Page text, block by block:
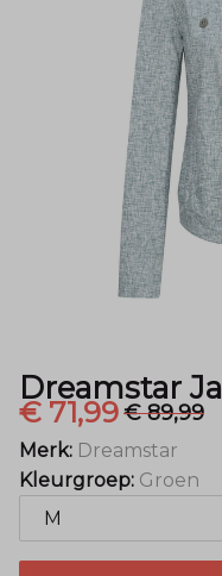
Menger
Mode
Dreamstar
€ 71,99€ 89,99
Merk: Dreamstar
Kleurgroep: Groen